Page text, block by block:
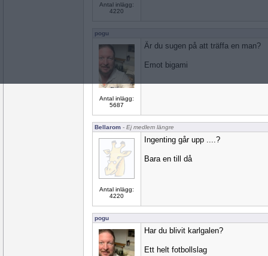
Antal inlägg:
4220
pogu
Antal inlägg:
5687
Är du sugen på att träffa en man?
Emot bigami
Bellarom - Ej medlem längre
Antal inlägg:
4220
Ingenting går upp ....?
Bara en till då
pogu
Har du blivit karlgalen?
Ett helt fotbollslag